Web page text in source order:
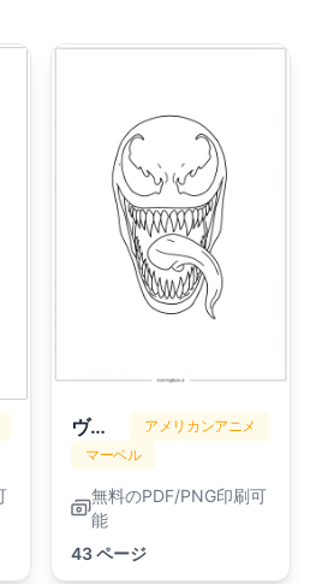
ヴェノム
アメリカンアニメ
マーベル
無料のPDF/PNG印刷可
能
43 ページ